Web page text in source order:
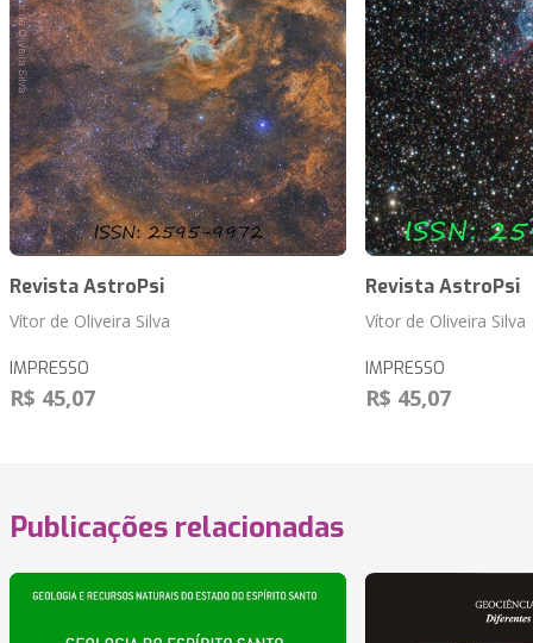
Revista AstroPsi
Vítor de Oliveira Silva
IMPRESSO
R$ 45,07
Revista AstroPsi
Vítor de Oliveira Silva
IMPRESSO
R$ 45,07
Publicações relacionadas